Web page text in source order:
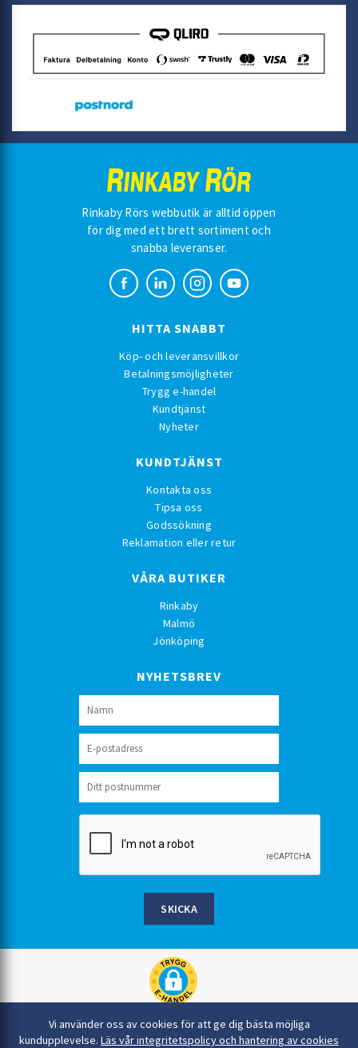
Vi använder oss av cookies för att ge dig bästa möjliga
kundupplevelse. Läs vår integritetspolicy och hantering av cookies
Rinkaby Rörs webbutik är alltid öppen
för dig med ett brett sortiment och
snabba leveranser.
HITTA SNABBT
Köp- och leveransvillkor
Betalningsmöjligheter
Trygg e-handel
Kundtjänst
Nyheter
KUNDTJÄNST
Kontakta oss
Tipsa oss
Godssökning
Reklamation eller retur
VÅRA BUTIKER
Rinkaby
Malmö
Jönköping
NYHETSBREV
SKICKA
Rinkaby Rör AB, Box 54, 296 21 Åhus
044-22 54 90